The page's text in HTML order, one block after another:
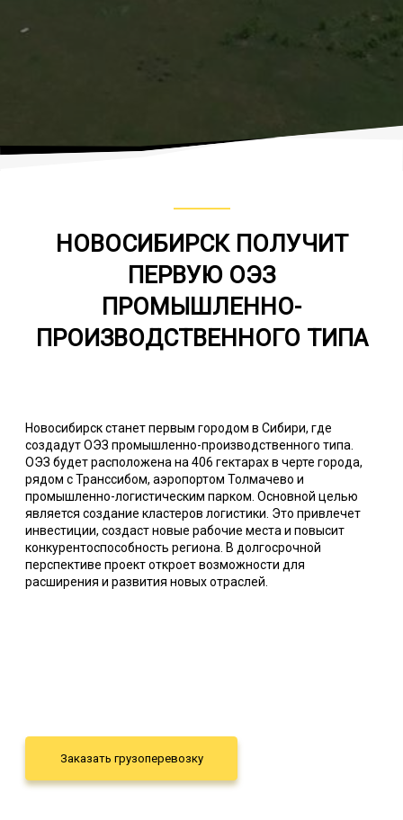
НОВОСИБИРСК ПОЛУЧИТ
ПЕРВУЮ ОЭЗ
ПРОМЫШЛЕННО-
ПРОИЗВОДСТВЕННОГО ТИПА
Новосибирск станет первым городом в Сибири, где
создадут ОЭЗ промышленно-производственного типа.
ОЭЗ будет расположена на 406 гектарах в черте города,
рядом с Транссибом, аэропортом Толмачево и
промышленно-логистическим парком. Основной целью
является создание кластеров логистики. Это привлечет
инвестиции, создаст новые рабочие места и повысит
конкурентоспособность региона. В долгосрочной
перспективе проект откроет возможности для
расширения и развития новых отраслей.
Заказать грузоперевозку